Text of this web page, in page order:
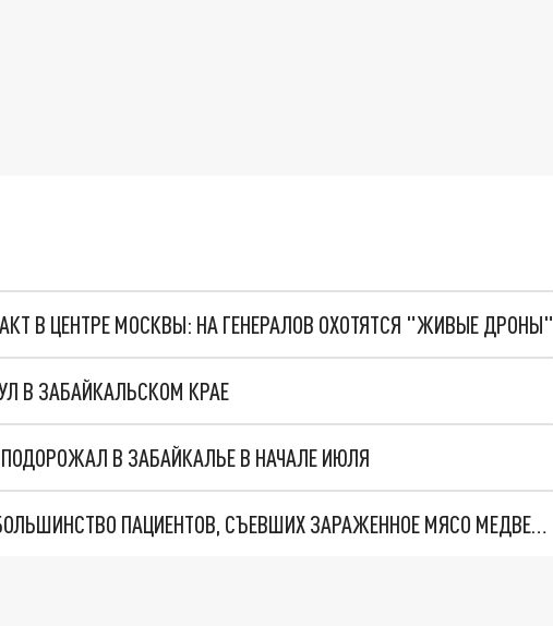
В ЦЕНТРЕ МОСКВЫ: НА ГЕНЕРАЛОВ ОХОТЯТСЯ "ЖИВЫЕ ДРОНЫ"
В ЗАБАЙКАЛЬСКОМ КРАЕ
В ЗАБАЙКАЛЬЕ В НАЧАЛЕ ИЮЛЯ
В ЗАБАЙКАЛЬЕ ВЫПИСАЛИ БОЛЬШИНСТВО ПАЦИЕНТОВ, СЪЕВШИХ ЗАРАЖЕННОЕ МЯСО МЕДВЕДЯ